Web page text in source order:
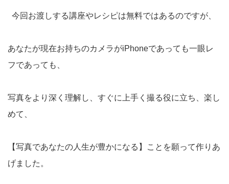
今回お渡しする講座やレシピは無料ではあるのですが、
あなたが現在お持ちのカメラがiPhoneであっても一眼レ
フであっても、
写真をより深く理解し、すぐに上手く撮る役に立ち、楽し
めて、
【写真であなたの人生が豊かになる】ことを願って作りあ
げました。